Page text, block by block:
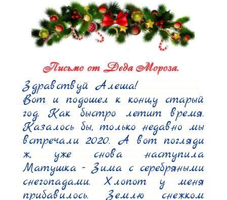
Здравствуй Алеша!
Вот и подошел к концу старый
год. Как быстро летит время.
Казалось бы, только недавно мы
встречали 2020. А вот погляди
ж, уже снова наступила
Матушка - Зима с серебряными
снегопадами. Хлопот у меня
прибавилось. Землю снежком